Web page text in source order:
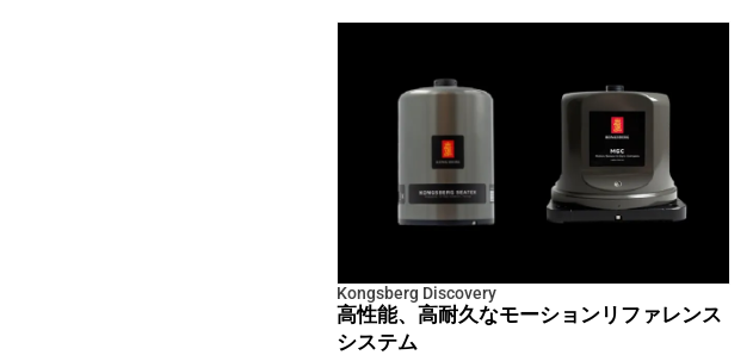
Kongsberg Discovery
高性能、高耐久なモーションリファレンス
システム